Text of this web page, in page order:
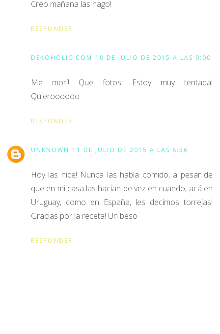
Creo mañana las hago!
RESPONDER
DEKOHOLIC.COM 10 DE JULIO DE 2015 A LAS 9:00
Me morí! Que fotos! Estoy muy tentada!
Quieroooooo
RESPONDER
UNKNOWN 11 DE JULIO DE 2015 A LAS 8:56
Hoy las hice! Nunca las había comido, a pesar de
que en mi casa las hacían de vez en cuando, acá en
Uruguay, como en España, les decimos torrejas!
Gracias por la receta! Un beso
RESPONDER